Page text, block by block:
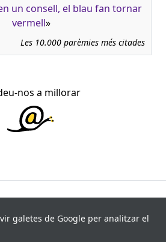
un consell, el blau fan tornar
vermell»
Les 10.000 parèmies més citades
nos a millorar
fonts i 8.113 informants. Última
galetes de Google per analitzar el